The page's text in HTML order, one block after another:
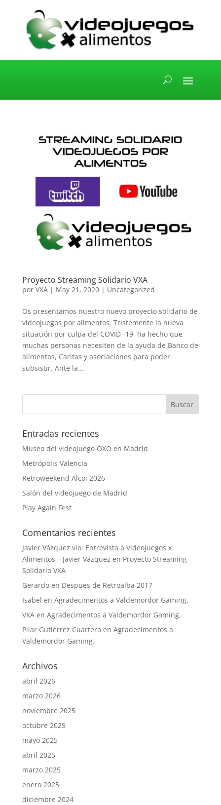
Proyecto Streaming Solidario VXA
por VXA| May 21, 2020| Uncategorized
Os presentamos nuestro nuevo proyecto solidario de
videojuegos por alimentos. Tristemente la nueva
situación por culpa del COVID -19 ha hecho que
muchas personas necesiten de la ayuda de Banco de
alimentos, Caritas y asociaciones para poder
subsistir. Ante la...
Entradas recientes
Museo del videojuego OXO en Madrid
Metrópolis Valencia
Retroweekend Alcoi 2026
Salón del videojuego de Madrid
Play Again Fest
Comentarios recientes
Javier Vázquez vio: Entrevista a Videojuegos x
Alimentos – Javier Vázquez en Proyecto Streaming
Solidario VXA
Gerardoen Despues de Retroalba 2017
Isabel en Agradecimentos a Valdemordor Gaming.
VXAen Agradecimentos a Valdemordor Gaming.
Pilar Gutiérrez Cuarteroen Agradecimentos a
Valdemordor Gaming.
Archivos
abril 2026
marzo 2026
noviembre 2025
octubre 2025
mayo 2025
abril 2025
marzo 2025
enero 2025
diciembre 2024